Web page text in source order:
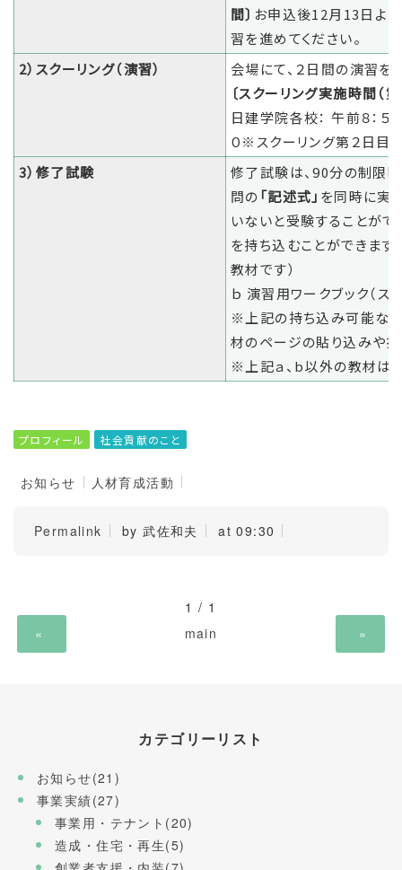
間〕 お申込後12月13日よ
習を進めてください。
2）スクーリング（演習）
会場にて、２日間の演習を
〔スクーリング実施時間（
日建学院各校： 午前８：５
０※スクーリング第２日目
3）修了試験
修了試験は、90分の制限
問の 「記述式」 を同時に実
いないと受験することが
を持ち込むことができます
教材です）
ｂ 演習用ワークブック（
※上記の持ち込み可能な
材のページの貼り込みや
※上記ａ、b以外の教材は
プロフィール 社会貢献のこと
お知らせ 人材育成活動
Permalink by 武佐和夫 at 09:30
1 / 1
«
main »
カテゴリーリスト
お知らせ(21)
事業実績(27)
事業用・テナント(20)
造成・住宅・再生(5)